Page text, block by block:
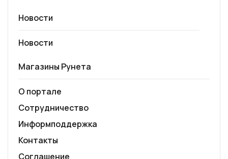
Новости
Новости
Магазины Рунета
О портале
Сотрудничество
Информподдержка
Контакты
Соглашение